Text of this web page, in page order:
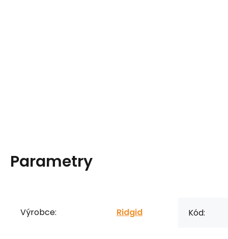
Parametry
Výrobce: Ridgid Kód: